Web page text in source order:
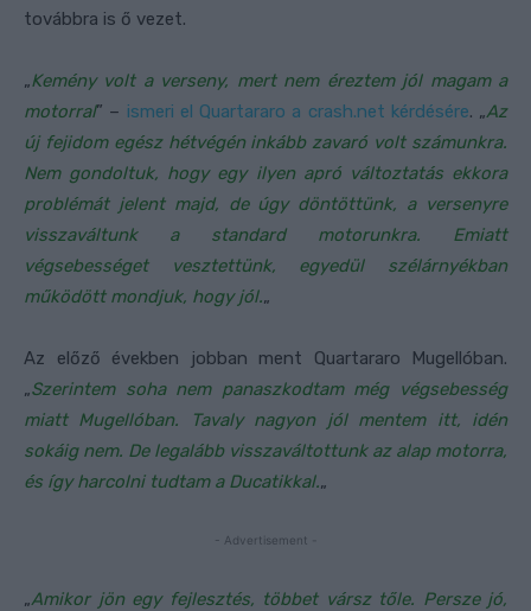
továbbra is ő vezet.
„Kemény volt a verseny, mert nem éreztem jól magam a
motorral” – ismeri el Quartararo a crash.net kérdésére. „Az
új fejidom egész hétvégén inkább zavaró volt számunkra.
Nem gondoltuk, hogy egy ilyen apró változtatás ekkora
problémát jelent majd, de úgy döntöttünk, a versenyre
visszaváltunk a standard motorunkra. Emiatt
végsebességet vesztettünk, egyedül szélárnyékban
működött mondjuk, hogy jól.„
Az előző években jobban ment Quartararo Mugellóban.
„Szerintem soha nem panaszkodtam még végsebesség
miatt Mugellóban. Tavaly nagyon jól mentem itt, idén
sokáig nem. De legalább visszaváltottunk az alap motorra,
és így harcolni tudtam a Ducatikkal.„
- Advertisement -
„Amikor jön egy fejlesztés, többet vársz tőle. Persze jó,